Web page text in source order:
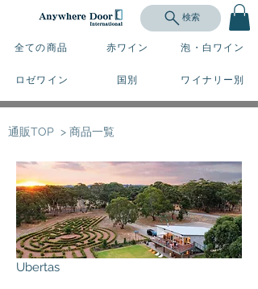
検索
全ての商品 赤ワイン
泡・白ワイン
ロゼワイン
国別 ワイナリー別
通販TOP > 商品一覧
Ubertas